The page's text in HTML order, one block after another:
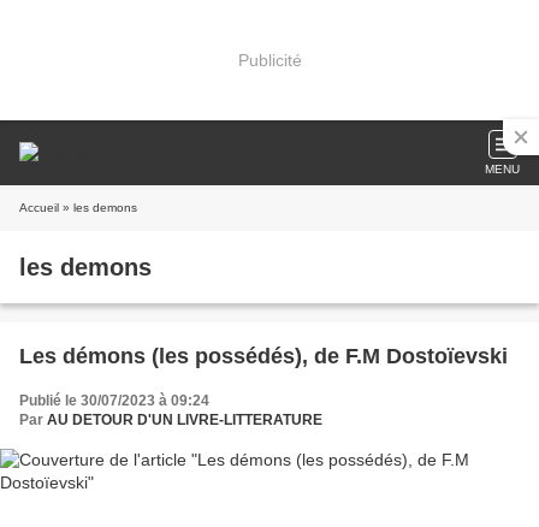
Publicité
MENU
Accueil » les demons
les demons
Les démons (les possédés), de F.M Dostoïevski
Publié le 30/07/2023 à 09:24
Par AU DETOUR D'UN LIVRE-LITTERATURE